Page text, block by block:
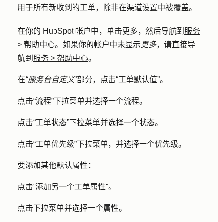
用于所有新收到的工单，除非在渠道设置中被覆盖。
在你的 HubSpot 帐户中，单击更多，然后导航到 服务
> 帮助中心。如果你的帐户中未显示 更多，请直接导
航到 服务 > 帮助中心。
在“服务台自定义”部分，点击“工单默认值”。
点击“流程”下拉菜单并选择一个流程。
点击“工单状态”下拉菜单并选择一个状态。
点击“工单优先级”下拉菜单，并选择一个优先级。
要添加其他默认属性：
点击“添加另一个工单属性”。
点击下拉菜单并选择一个属性。